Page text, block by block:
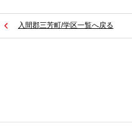
入間郡三芳町/学区一覧へ戻る